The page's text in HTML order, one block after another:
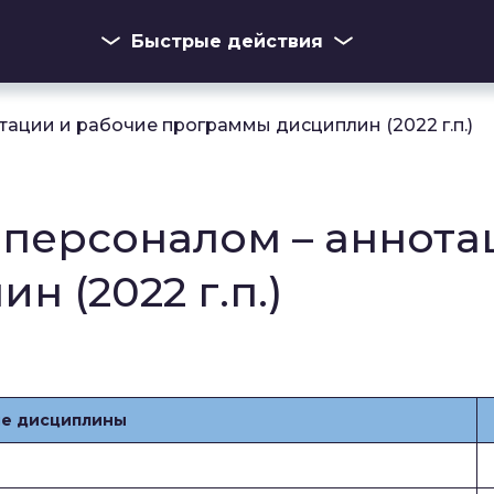
Быстрые действия
и рабочие программы дисциплин (2022 г.п.)
–
(2022 г.п.)
дисциплины